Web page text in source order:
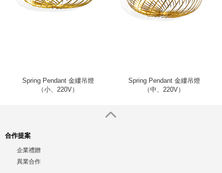
Spring Pendant 金縷吊燈
（小、220V）
Spring Pendant 金縷吊燈
（中、220V）
合作提案
企業禮贈
異業合作